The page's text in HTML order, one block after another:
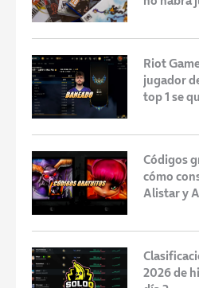
Riot
jugador
top 1 se
Códigos
cómo
Alistar y
2026 de